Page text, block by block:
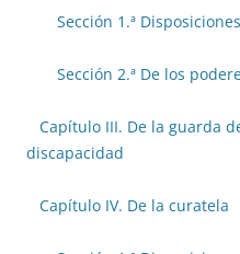
Sección 1.ª
Sección 2.ª De los
Capítulo III. De la guarda
discapacidad
Capítulo IV. De la curatela